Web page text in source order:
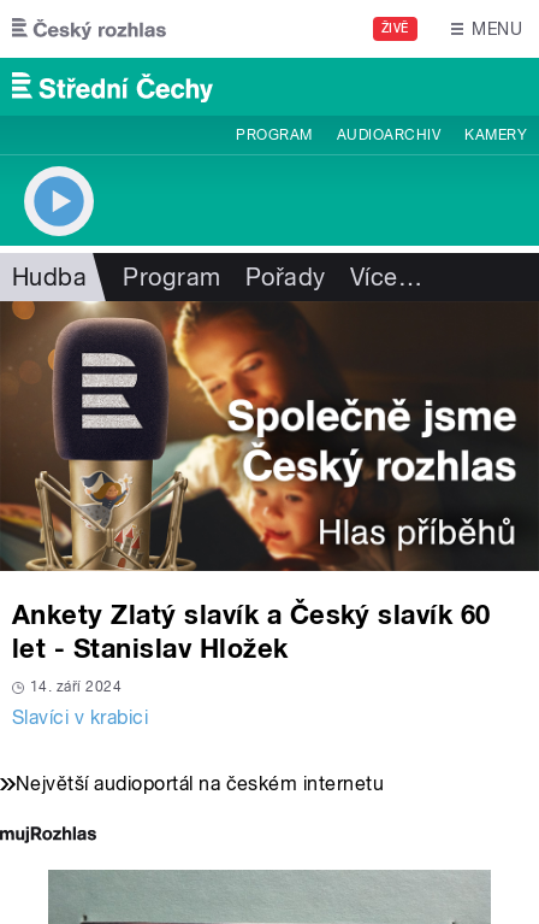
Přejít k hlavnímu obsahu
ŽIVĚ MENU
PROGRAM AUDIOARCHIV KAMERY
Hudba Program Pořady Více…
Ankety Zlatý slavík a Český slavík 60
let - Stanislav Hložek
14. září 2024
Slavíci v krabici
Největší audioportál na českém internetu